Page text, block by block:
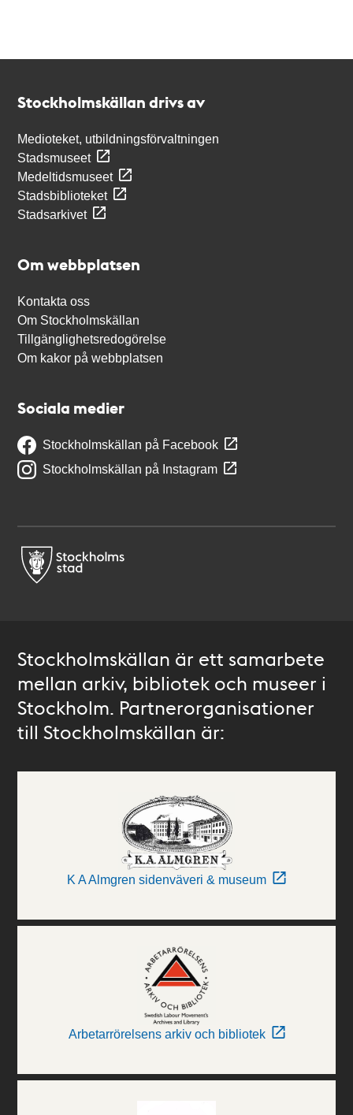
Stockholmskällan drivs av
Medioteket, utbildningsförvaltningen
Stadsmuseet
Medeltidsmuseet
Stadsbiblioteket
Stadsarkivet
Om webbplatsen
Kontakta oss
Om Stockholmskällan
Tillgänglighetsredogörelse
Om kakor på webbplatsen
Sociala medier
Stockholmskällan på Facebook
Stockholmskällan på Instagram
Stockholmskällan är ett samarbete
mellan arkiv, bibliotek och museer i
Stockholm. Partnerorganisationer
till Stockholmskällan är:
K A Almgren sidenväveri & museum
Arbetarrörelsens arkiv och bibliotek